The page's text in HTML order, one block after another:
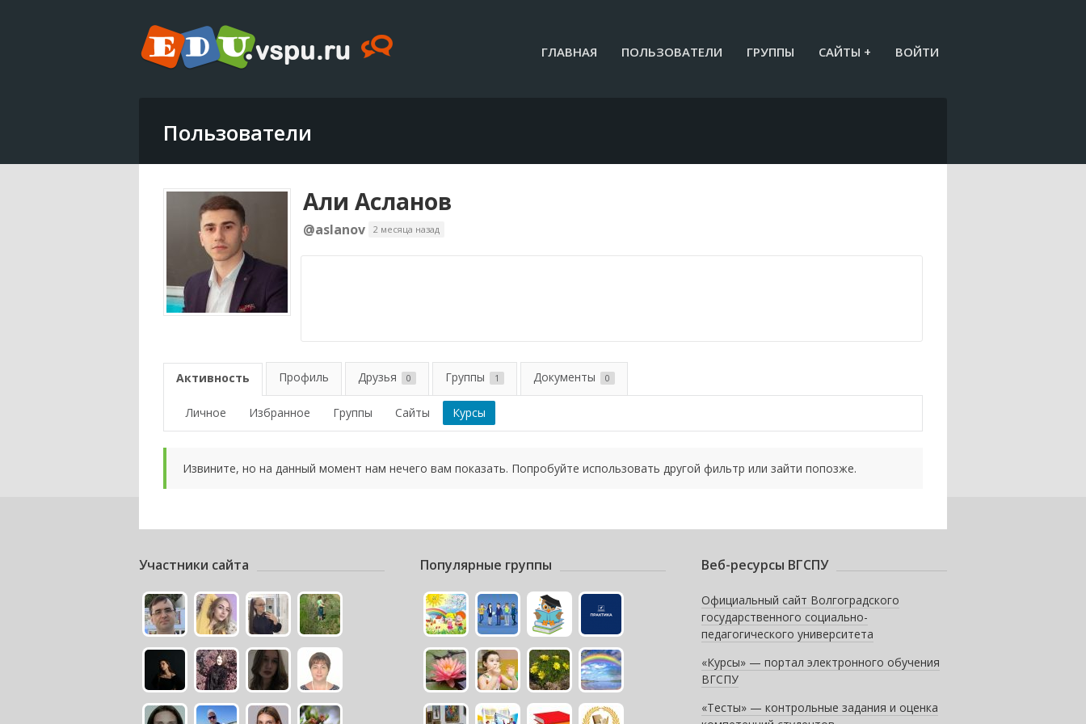
ГЛАВНАЯ ПОЛЬЗОВАТЕЛИ ГРУППЫ САЙТЫ + ВОЙТИ
Пользователи
Али Асланов
@aslanov 2 месяца назад
Активность Профиль Друзья 0 Группы 1 Документы 0
Личное Избранное Группы Сайты Курсы
Извините, но на данный момент нам нечего вам показать. Попробуйте использовать другой фильтр или зайти попозже.
Участники сайта Популярные группы Веб-ресурсы ВГСПУ
Официальный сайт Волгоградского
государственного социально-
педагогического университета
«Курсы» — портал электронного обучения
ВГСПУ
«Тесты» — контрольные задания и оценка